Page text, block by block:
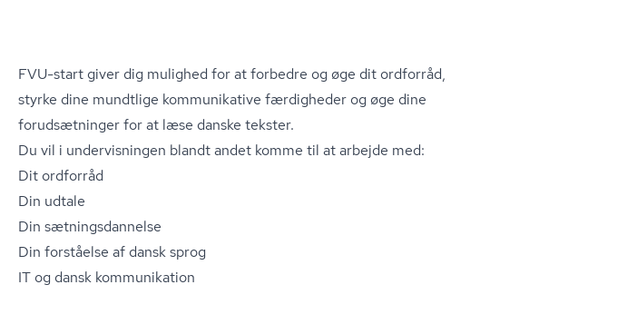
FVU-start giver dig mulighed for at forbedre og øge dit ordforråd,
styrke dine mundtlige kommunikative færdigheder og øge dine
forudsætninger for at læse danske tekster.
Du vil i undervisningen blandt andet komme til at arbejde med:
Dit ordforråd
Din udtale
Din sæt­nings­dan­nel­se
Din forståelse af dansk sprog
IT og dansk kommunikation